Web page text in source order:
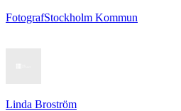
FotografStockholm Kommun
Linda Broström